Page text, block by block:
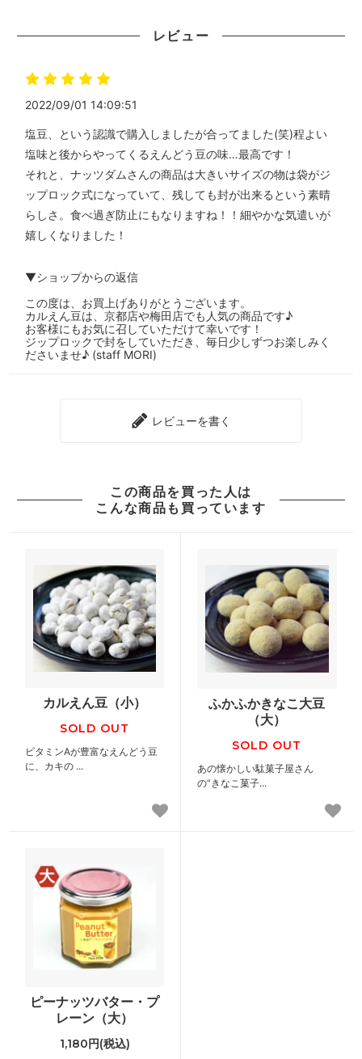
レビュー
2022/09/01 14:09:51
塩豆、という認識で購入しましたが合ってました(笑)程よい
塩味と後からやってくるえんどう豆の味…最高です！
それと、ナッツダムさんの商品は大きいサイズの物は袋がジ
ップロック式になっていて、残しても封が出来るという素晴
らしさ。食べ過ぎ防止にもなりますね！！細やかな気遣いが
嬉しくなりました！
▼ショップからの返信
この度は、お買上げありがとうございます。
カルえん豆は、京都店や梅田店でも人気の商品です♪
お客様にもお気に召していただけて幸いです！
ジップロックで封をしていただき、毎日少しずつお楽しみく
ださいませ♪ (staff MORI)
レビューを書く
この商品を買った人は
こんな商品も買っています
カルえん豆（小）
SOLD OUT
ビタミンAが豊富なえんどう豆
に、カキの ...
ふかふかきなこ大豆
（大）
SOLD OUT
あの懐かしい駄菓子屋さん
の“きなこ菓子...
ピーナッツバター・プ
レーン（大）
1,180円(税込)